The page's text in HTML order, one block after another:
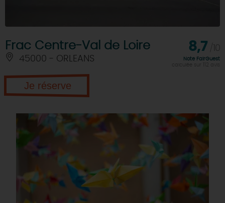
Frac Centre-Val de Loire
45000 - ORLEANS
8,7
Note FairGuest
Je réserve